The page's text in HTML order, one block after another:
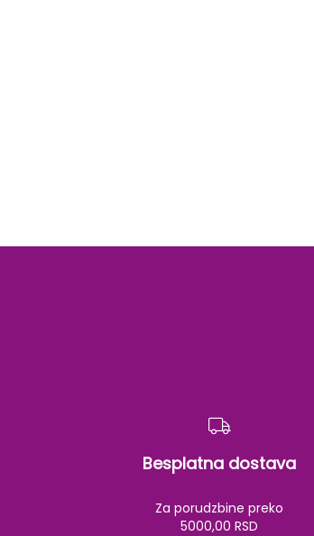
Besplatna dostava
Za porudzbine preko
5000,00 RSD